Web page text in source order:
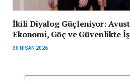
İkili Diyalog Güçleniyor:
Ekonomi, Göç ve Güvenlikte
30 NISAN 2026